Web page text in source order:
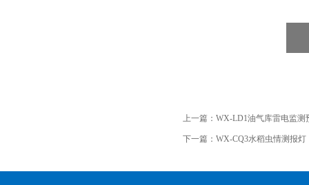
上一篇： WX-LD1油气库雷电监测
下一篇： WX-CQ3水稻虫情测报灯